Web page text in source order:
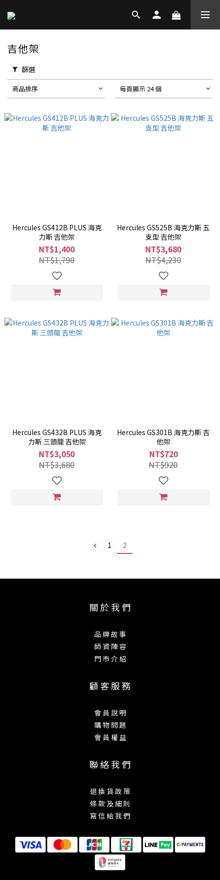
吉他架
篩選
商品排序 每頁顯示 24 個
Hercules GS412B PLUS 海克
力斯 吉他架
NT$1,400
NT$1,790
Hercules GS525B 海克力斯 五
支型 吉他架
NT$3,680
NT$4,230
Hercules GS432B PLUS 海克
力斯 三頭龍 吉他架
NT$3,050
NT$3,680
Hercules GS301B 海克力斯 吉
他架
NT$720
NT$920
1 2
關 於 我 們
品 牌 故 事
師 資 陣 容
門 市 介 紹
顧 客 服 務
會 員 說 明
購 物 問 題
會 員 權 益
聯 絡 我 們
退 換 貨 政 策
條 款 及 細 則
寫 信 給 我 們